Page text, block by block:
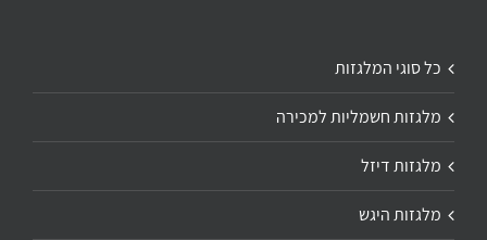
כל סוגי המלגזות
מלגזות חשמליות למכירה
מלגזות דיזל
מלגזות היגש